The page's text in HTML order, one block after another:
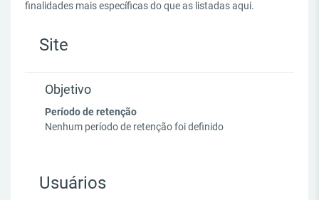
finalidades mais específicas do que as listadas aqui.
Site
Objetivo
Período de retenção
Nenhum período de retenção foi definido
Usuários